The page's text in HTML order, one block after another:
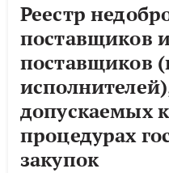
Реестр
поставщиков
поставщиков
допускаемых
процедурах
закупок